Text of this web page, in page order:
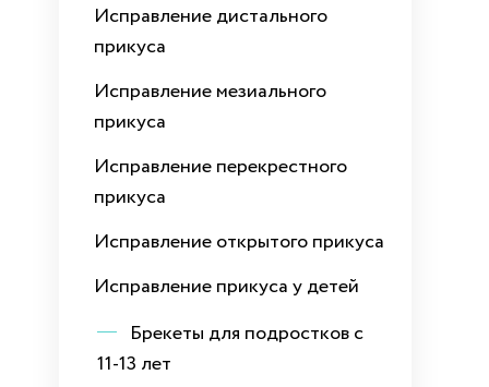
Исправление дистального
прикуса
Исправление мезиального
прикуса
Исправление перекрестного
прикуса
Исправление открытого прикуса
Исправление прикуса у детей
Брекеты для подростков с
11-13 лет